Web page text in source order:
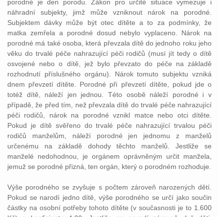
porodné je den porodu. Zákon pro určité situace vymezuje i
náhradní subjekty, jimž může vzniknout nárok na porodné.
Subjektem dávky může být otec dítěte a to za podmínky, že
matka zemřela a porodné dosud nebylo vyplaceno. Nárok na
porodné má také osoba, která převzala dítě do jednoho roku jeho
věku do trvalé péče nahrazující péči rodičů (musí jít tedy o dítě
osvojené nebo o dítě, jež bylo převzato do péče na základě
rozhodnutí příslušného orgánu). Nárok tomuto subjektu vzniká
dnem převzetí dítěte. Porodné při převzetí dítěte, pokud jde o
totéž dítě, náleží jen jednou. Této osobě náleží porodné i v
případě, že před tím, než převzala dítě do trvalé péče nahrazující
péči rodičů, nárok na porodné vznikl matce nebo otci dítěte.
Pokud je dítě svěřeno do trvalé péče nahrazující trvalou péči
rodičů manželům, náleží porodné jen jednomu z manželů
určenému na základě dohody těchto manželů. Jestliže se
manželé nedohodnou, je orgánem oprávněným určit manžela,
jemuž se porodné přizná, ten orgán, který o porodném rozhoduje.
Výše porodného se zvyšuje s počtem zároveň narozených dětí.
Pokud se narodí jedno dítě, výše porodného se určí jako součin
částky na osobní potřeby tohoto dítěte (v současnosti je to 1.600